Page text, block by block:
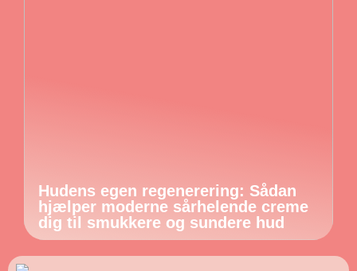
Hudens egen regenerering: Sådan
hjælper moderne sårhelende creme
dig til smukkere og sundere hud